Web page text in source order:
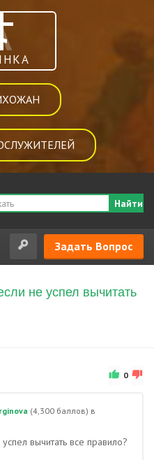
Найти
Задать Вопрос
не успел вычитать
0
(4,300 баллов) в
вычитать все правило?